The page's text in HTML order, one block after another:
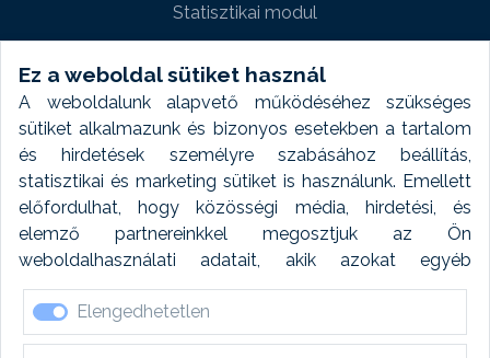
Ez a weboldal sütiket használ
A weboldalunk alapvető működéséhez szükséges
sütiket alkalmazunk és bizonyos esetekben a tartalom
és hirdetések személyre szabásához beállítás,
statisztikai és marketing sütiket is használunk. Emellett
előfordulhat, hogy közösségi média, hirdetési, és
elemző partnereinkkel megosztjuk az Ön
weboldalhasználati adatait, akik azokat egyéb
forrásokból gyűjtött adatokkal kombinálhatják. A sütik
elfogadásával kapcsolatosan naplózást végzünk és
ezen adatokat 6 hónap után automatikusan töröljük. A
Elengedhetetlen
Statisztikai modul
Weboldal modul
Fényképtár extra modul
Autómosó modul
Feladatütemezés